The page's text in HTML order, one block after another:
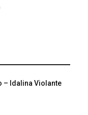
– Idalina Violante